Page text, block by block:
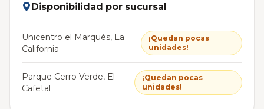
Disponibilidad por sucursal
Unicentro el Marqués, La
California
¡Quedan pocas
unidades!
Parque Cerro Verde, El
Cafetal
¡Quedan pocas
unidades!